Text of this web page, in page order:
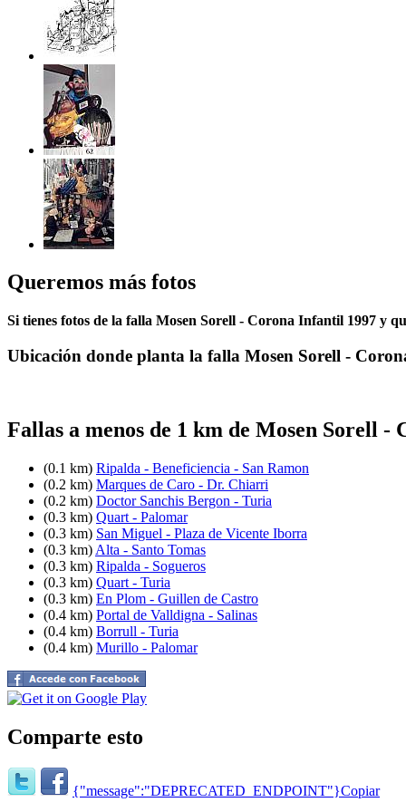
Queremos más fotos
Si tienes fotos de la falla Mosen Sorell - Corona Infantil 1997 y
Ubicación donde planta la falla Mosen Sorell -
Fallas a menos de 1 km de Mosen Sorell -
(0.1 km) Ripalda - Beneficiencia - San Ramon
(0.2 km) Marques de Caro - Dr. Chiarri
(0.2 km) Doctor Sanchis Bergon - Turia
(0.3 km) Quart - Palomar
(0.3 km) San Miguel - Plaza de Vicente Iborra
(0.3 km) Alta - Santo Tomas
(0.3 km) Ripalda - Sogueros
(0.3 km) Quart - Turia
(0.3 km) En Plom - Guillen de Castro
(0.4 km) Portal de Valldigna - Salinas
(0.4 km) Borrull - Turia
(0.4 km) Murillo - Palomar
Comparte esto
{"message":"DEPRECATED_ENDPOINT"}Copiar